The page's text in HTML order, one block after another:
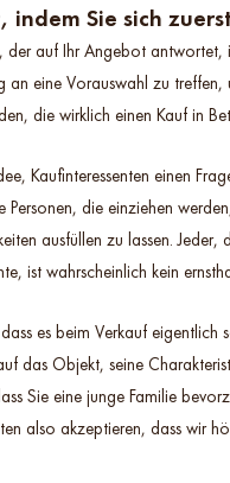
indem Sie sich
der auf Ihr Angebot antwortet,
eine Vorauswahl zu treffen,
die wirklich einen Kauf in
Kaufinteressenten einen
die einziehen
ausfüllen zu lassen.
ist wahrscheinlich kein
es beim Verkauf
das Objekt, seine
Sie eine junge Familie
also akzeptieren, dass wir